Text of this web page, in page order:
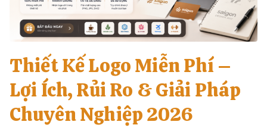
Thiết Kế Logo Miễn Phí –
Lợi Ích, Rủi Ro & Giải Pháp
Chuyên Nghiệp 2026